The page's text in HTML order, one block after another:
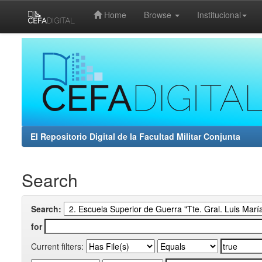
Home Browse Institucional
El Repositorio Digital de la Facultad Militar Conjunta
Search
Search:
for
Current filters: